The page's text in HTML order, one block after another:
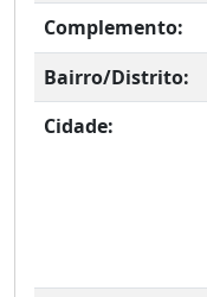
Complemento:
Bairro/Distrito:
Cidade: